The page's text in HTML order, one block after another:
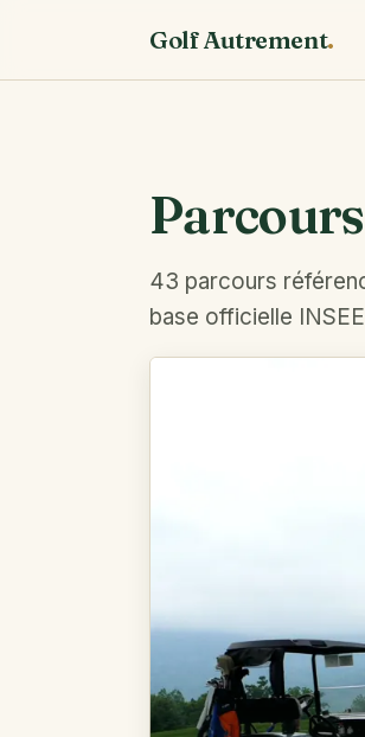
Golf Autrement.
43 parcours
base officielle